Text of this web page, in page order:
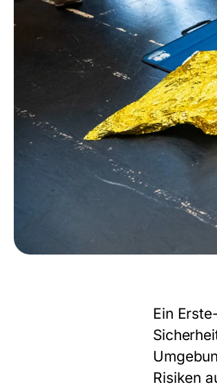
Ein
Risiken